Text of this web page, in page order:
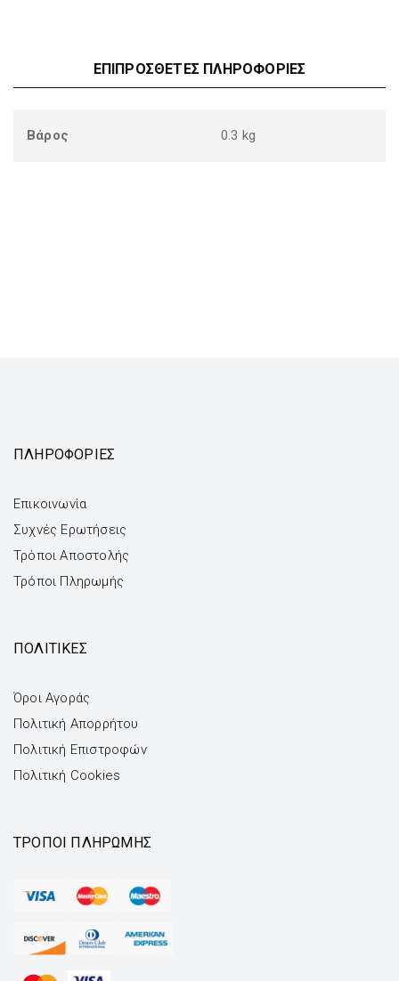
ΕΠΙΠΡΌΣΘΕΤΕΣ ΠΛΗΡΟΦΟΡΊΕΣ
Βάρος 0.3 kg
ΠΛΗΡΟΦΟΡΙΕΣ
Επικοινωνία
Συχνές Ερωτήσεις
Τρόποι Αποστολής
Τρόποι Πληρωμής
ΠΟΛΙΤΙΚΕΣ
Όροι Αγοράς
Πολιτική Απορρήτου
Πολιτική Επιστροφών
Πολιτική Cookies
ΤΡΌΠΟΙ ΠΛΗΡΩΜΉΣ